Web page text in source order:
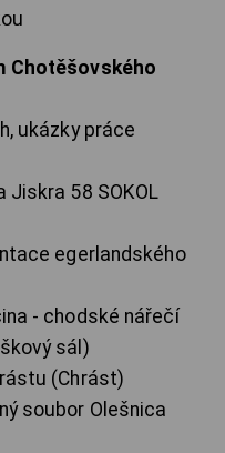
Chotěšovského
ukázky práce
58 SOKOL
egerlandského
- chodské nářečí
sál)
(Chrást)
soubor Olešnica